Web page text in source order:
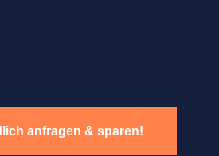
anfragen & sparen!